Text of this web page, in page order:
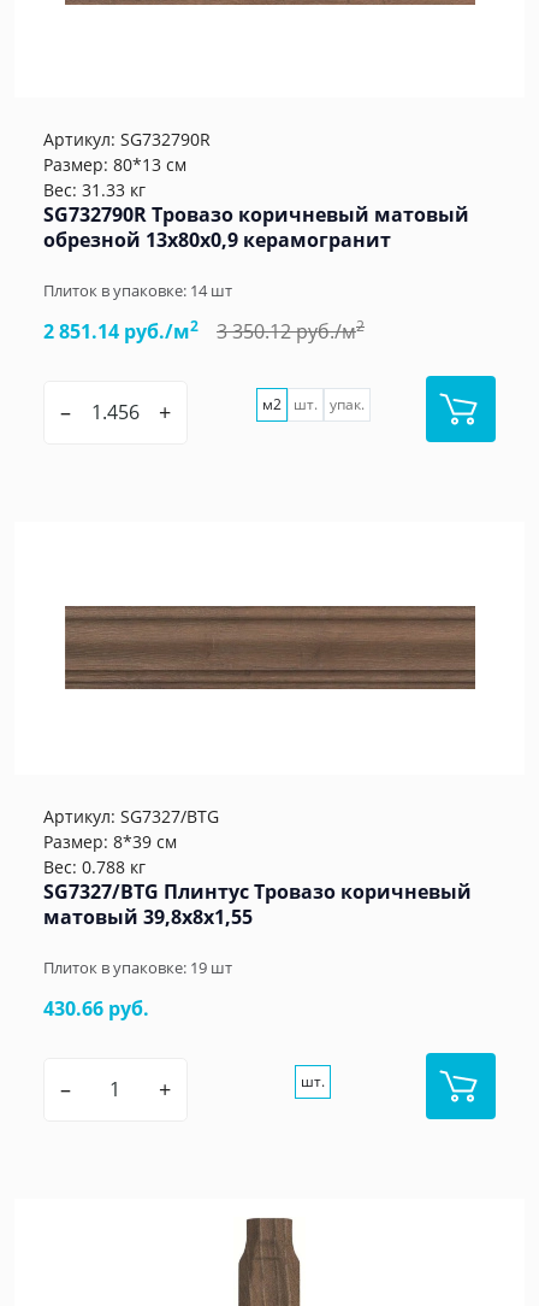
Артикул: SG732790R
Размер: 80*13 см
Вес: 31.33 кг
SG732790R Тровазо коричневый матовый
обрезной 13x80x0,9 керамогранит
Плиток в упаковке: 14шт
2 851.14 руб./м2 3 350.12 руб./м2
– + м2 шт. упак.
Артикул: SG7327/BTG
Размер: 8*39 см
Вес: 0.788 кг
SG7327/BTG Плинтус Тровазо коричневый
матовый 39,8x8x1,55
Плиток в упаковке: 19 шт
430.66 руб.
– + шт.